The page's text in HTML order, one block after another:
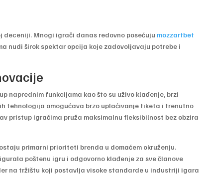
deceniji. Mnogi igrači danas redovno posećuju mozzartbet
nudi širok spektar opcija koje zadovoljavaju potrebe i
naprednim funkcijama kao što su uživo klađenje, brzi
tehnologija omogućava brzo uplaćivanje tiketa i trenutno
pristup igračima pruža maksimalnu fleksibilnost bez obzira
primarni prioriteti brenda u domaćem okruženju.
poštenu igru i odgovorno klađenje za sve članove
na tržištu koji postavlja visoke standarde u industriji igara